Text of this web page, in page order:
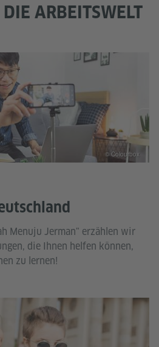
ARBEITSWELT
Menuju Jerman" erzählen wir
die Ihnen helfen können,
zu lernen!
© Colourbox